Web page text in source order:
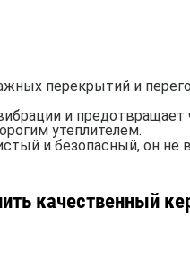
перекрытий и
и
утеплителем.
и безопасный, он
качественный